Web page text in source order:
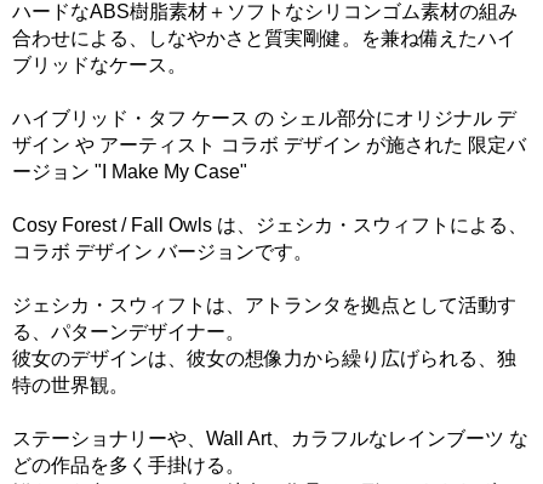
ハードなABS樹脂素材＋ソフトなシリコンゴム素材の組み
合わせによる、しなやかさと質実剛健。を兼ね備えたハイ
ブリッドなケース。
ハイブリッド・タフ ケース の シェル部分にオリジナル デ
ザイン や アーティスト コラボ デザイン が施された 限定バ
ージョン "I Make My Case"
Cosy Forest / Fall Owls は、ジェシカ・スウィフトによる、
コラボ デザイン バージョンです。
ジェシカ・スウィフトは、アトランタを拠点として活動す
る、パターンデザイナー。
彼女のデザインは、彼女の想像力から繰り広げられる、独
特の世界観。
ステーショナリーや、Wall Art、カラフルなレインブーツ な
どの作品を多く手掛ける。